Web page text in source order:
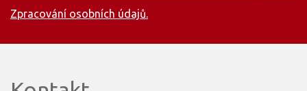
Zpracování osobních údajů.